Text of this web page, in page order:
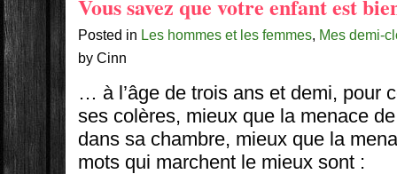
Vous savez que votre enfant est
Posted in Les hommes et les femmes, Mes demi-
by Cinn
… à l’âge de trois ans et demi, pour
ses colères, mieux que la menace
dans sa chambre, mieux que la
mots qui marchent le mieux sont :